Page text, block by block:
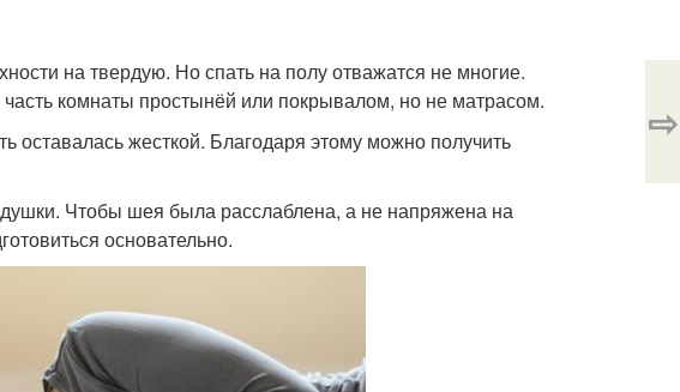
на твердую. Но спать на полу отважатся не многие.
комнаты простынёй или покрывалом, но не матрасом.
оставалась жесткой. Благодаря этому можно получить
Чтобы шея была расслаблена, а не напряжена на
основательно.
⇨